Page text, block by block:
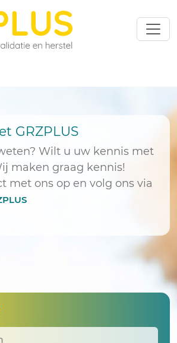
GRZPLUS
Wilt u uw kennis met
maken graag kennis!
met ons op en volg ons via